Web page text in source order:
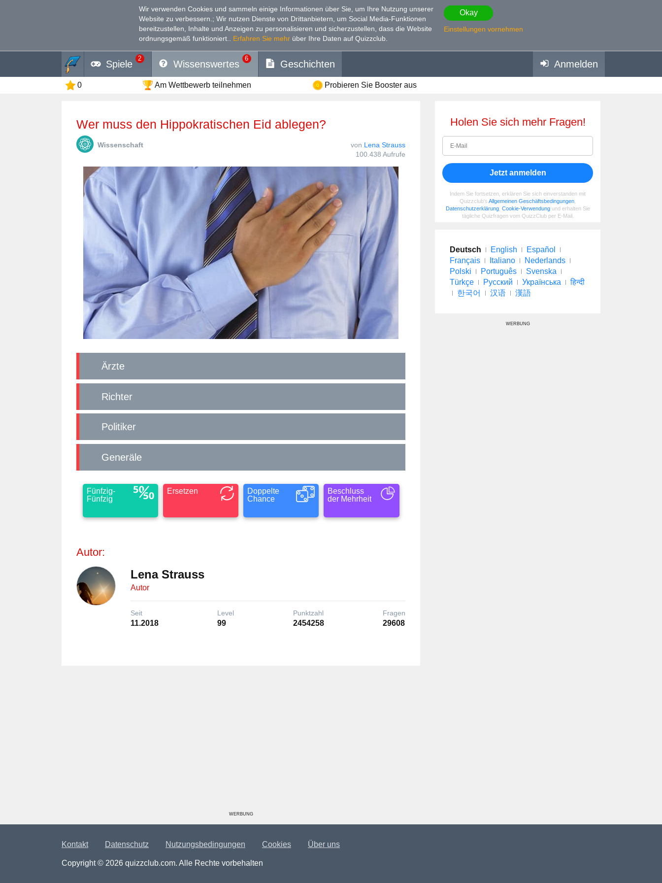
Wir verwenden Cookies und sammeln einige Informationen über Sie, um Ihre Nutzung unserer
Website zu verbessern. ; Wir nutzen Dienste von Drittanbietern, um Social Media-Funktionen
bereitzustellen, Inhalte und Anzeigen zu personalisieren und sicherzustellen, dass die Website
ordnungsgemäß funktioniert.
Erfahren Sie mehr über Ihre Daten auf Quizzclub.
Okay
Einstellungen vornehmen
Spiele
2
Wissenswertes
6
Geschichten Anmelden
0 Am Wettbewerb teilnehmen Probieren Sie Booster aus
Wer muss den Hippokratischen Eid ablegen?
Wissenschaft von Lena Strauss
100.438 Aufrufe
Ärzte
Richter
Politiker
Generäle
Fünfzig-
Fünfzig
Ersetzen
Doppelte
Chance
Beschluss
der Mehrheit
Autor:
Lena Strauss
Autor
Seit
11.2018
Level
99
Punktzahl
2454258
Fragen
29608
WERBUNG
Holen Sie sich mehr Fragen!
Jetzt anmelden
Indem Sie fortsetzen, erklären Sie sich einverstanden mit
Quizzclub's Allgemeinen Geschäftsbedingungen
Datenschutzerklärung, Cookie-Verwendungund erhalten Sie
tägliche Quizfragen vom QuizzClub per E-Mail.
Deutsch English
Español
Français
Italiano
Nederlands
Polski
Português
Svenska
Türkçe
Русский Українська
हिन्दी
한국어
汉语 漢語
WERBUNG
Kontakt Datenschutz Nutzungsbedingungen Cookies Über uns
Copyright © 2026 quizzclub.com. Alle Rechte vorbehalten